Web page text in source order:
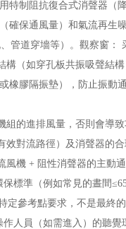
特制阻抗復合式消聲器（
確保通風量）和氣流再生
管道穿墻等）。觀察窗：
（如穿孔板共振吸聲結
橡膠隔振墊），防止振動
的進排風量，否則會導
對流路徑）及消聲器的
機 + 阻性消聲器的主動通
標準（例如常見的晝間
定參考點要求，不是最終
人員（如需進入）的聽覺